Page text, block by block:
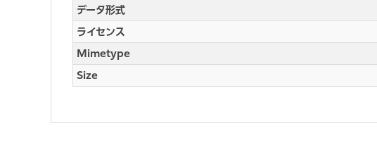
データ形式
ライセンス
Mimetype
Size